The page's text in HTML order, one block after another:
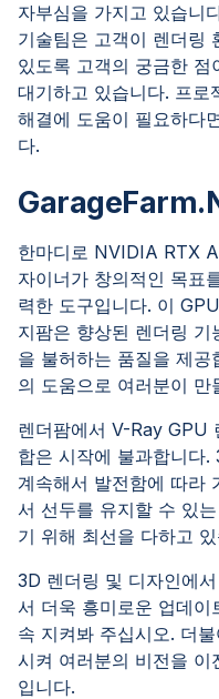
자부심을 가지고 있습니
기술팀은 고객이 렌더링
있도록 고객의 궁금한
대기하고 있습니다. 프로
해결에 도움이 필요하다
다.
한마디로 NVIDIA RTX
자이너가 창의적인 목표
력한 도구입니다. 이
지팜은 향상된 렌더링
을 불허하는 품질을 제
의 도움으로 여러분이
렌더팜에서 V-Ray GPU
합은 시작에 불과합니다
계속해서 발전함에 따라
서 선두를 유지할 수 있
기 위해 최선을 다하고
3D 렌더링 및 디자인에
서 더욱 흥미로운 업데
속 지켜봐 주십시오. 더
시켜 여러분의 비전을 이
입니다.